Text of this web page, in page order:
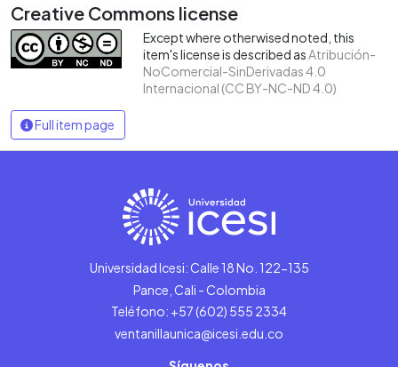
Creative Commons license
Except where otherwised noted, this
item's license is described asAtribución-
NoComercial-SinDerivadas 4.0
Internacional (CC BY-NC-ND 4.0)
Full item page
Universidad Icesi: Calle 18 No. 122-135
Pance, Cali - Colombia
Teléfono: +57 (602) 555 2334
ventanillaunica@icesi.edu.co